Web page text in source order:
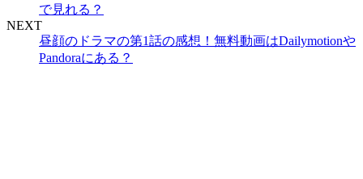
で見れる？
NEXT
昼顔のドラマの第1話の感想！無料動画はDailymotionや
Pandoraにある？